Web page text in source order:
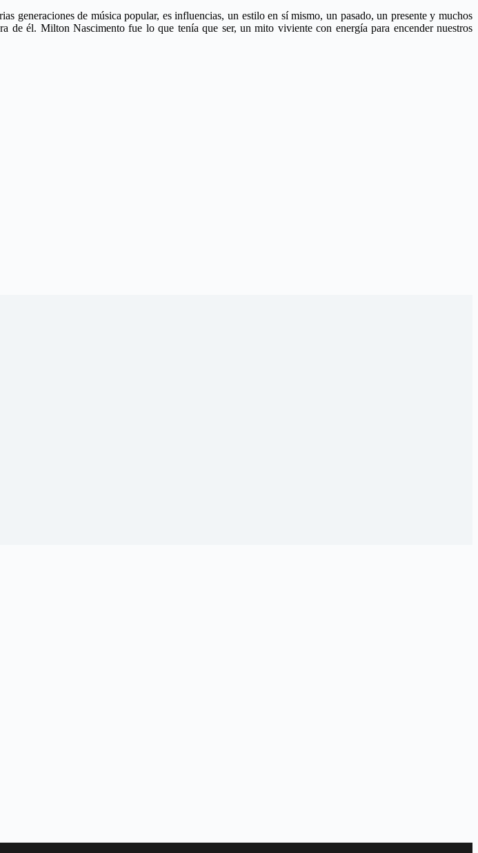
de música popular, es influencias, un estilo en sí mismo, un pasado, un presente y muchos
de él. Milton Nascimento fue lo que tenía que ser, un mito viviente con energía para encender nuestros